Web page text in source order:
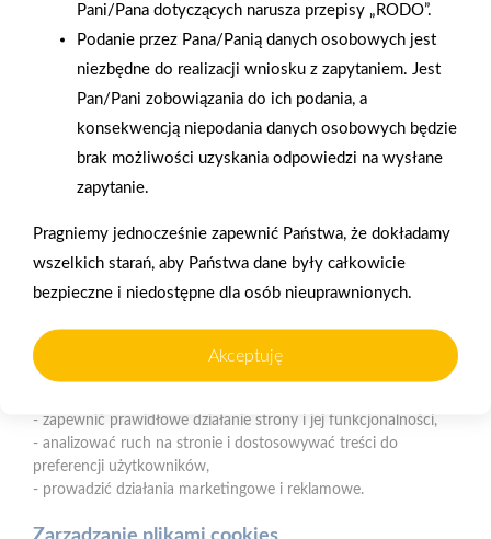
Gwarancja jakości
Zakupy w systemie
Mrówka Międzychód
ul. św. Jana Pawła II 34, 64-400 Międzychód
E-mail:faktury.miedzychod@psbmrowka.com.pl
Pani/Pana dotyczących narusza przepisy „RODO”.
Podanie przez Pana/Panią danych osobowych jest
niezbędne do realizacji wniosku z zapytaniem. Jest
Pan/Pani zobowiązania do ich podania, a
konsekwencją niepodania danych osobowych będzie
brak możliwości uzyskania odpowiedzi na wysłane
zapytanie.
Pragniemy jednocześnie zapewnić Państwa, że dokładamy
wszelkich starań, aby Państwa dane były całkowicie
bezpieczne i niedostępne dla osób nieuprawnionych.
Akceptuję
Polityka plików cookies
Nasz serwis internetowy wykorzystuje pliki cookies w celu
zapewnienia prawidłowego działania strony, poprawy komfortu
Czym są pliki cookies?
Cookies to niewielkie pliki tekstowe zapisywane na urządzeniu
korzystania z naszej strony internetowej. Pliki te mogą być
odczytywane przez nasz system oraz systemy zaufanych
Do czego wykorzystujemy pliki cookies?
- zapewnić prawidłowe działanie strony i jej funkcjonalności,
- analizować ruch na stronie i dostosowywać treści do
preferencji użytkowników,
- prowadzić działania marketingowe i reklamowe.